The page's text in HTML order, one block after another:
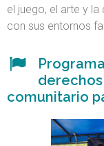
el juego, el arte y
con sus entornos
comunitario